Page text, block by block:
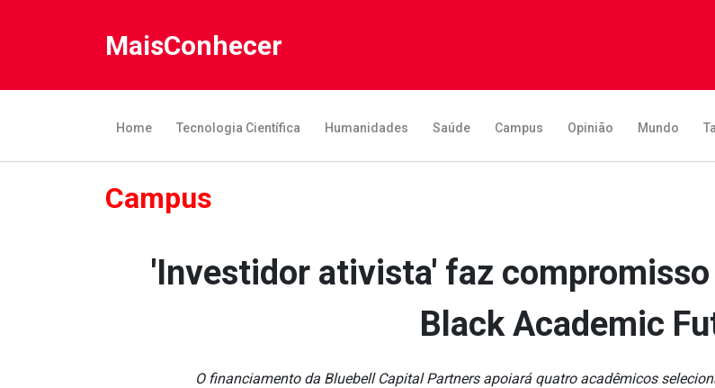
MaisConhecer
Home Tecnologia Científica Humanidades Saúde Campus Opinião Mundo
Campus
'Investidor ativista' faz
Black Academic
O financiamento da Bluebell Capital Partners apoiará quatro acadêmicos